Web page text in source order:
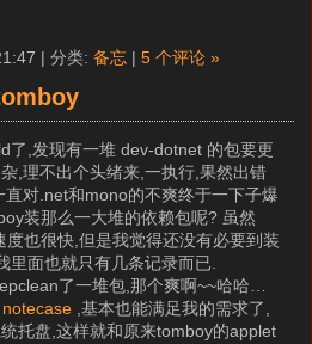
| 分类: 备忘 | 5 个评论 »
了,发现有一堆 dev-dotnet 的包要更
,理不出个头绪来,一执行,果然出错
对.net和mono的不爽终于一下子爆
装那么一大堆的依赖包呢? 虽然
也很快,但是我觉得还没有必要到装
里面也就只有几条记录而已.
了一堆包,那个爽啊~~哈哈…
notecase ,基本也能满足我的需求了,
托盘,这样就和原来tomboy的applet